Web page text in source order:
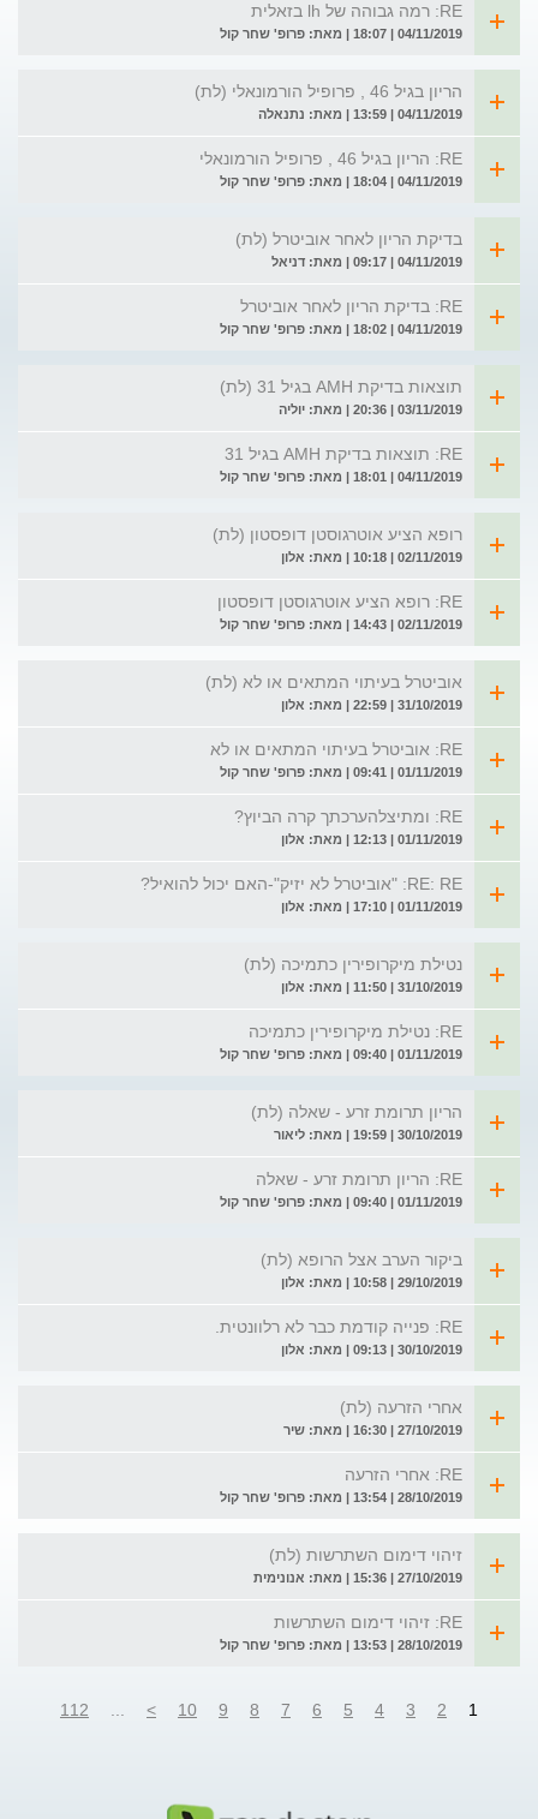
RE: רמה גבוהה של lh בזאלית
04/11/2019 | 18:07 | מאת: פרופ' שחר קול
הריון בגיל 46 , פרופיל הורמונאלי (לת)
04/11/2019 | 13:59 | מאת: נתנאלה
RE: הריון בגיל 46 , פרופיל הורמונאלי
04/11/2019 | 18:04 | מאת: פרופ' שחר קול
בדיקת הריון לאחר אוביטרל (לת)
04/11/2019 | 09:17 | מאת: דניאל
RE: בדיקת הריון לאחר אוביטרל
04/11/2019 | 18:02 | מאת: פרופ' שחר קול
תוצאות בדיקת AMH בגיל 31 (לת)
03/11/2019 | 20:36 | מאת: יוליה
RE: תוצאות בדיקת AMH בגיל 31
04/11/2019 | 18:01 | מאת: פרופ' שחר קול
רופא הציע אוטרגוסטן דופסטון (לת)
02/11/2019 | 10:18 | מאת: אלון
RE: רופא הציע אוטרגוסטן דופסטון
02/11/2019 | 14:43 | מאת: פרופ' שחר קול
אוביטרל בעיתוי המתאים או לא (לת)
31/10/2019 | 22:59 | מאת: אלון
RE: אוביטרל בעיתוי המתאים או לא
01/11/2019 | 09:41 | מאת: פרופ' שחר קול
RE: ומתיצלהערכתך קרה הביוץ?
01/11/2019 | 12:13 | מאת: אלון
RE: RE: "אוביטרל לא יזיק"-האם יכול להואיל?
01/11/2019 | 17:10 | מאת: אלון
נטילת מיקרופירין כתמיכה (לת)
31/10/2019 | 11:50 | מאת: אלון
RE: נטילת מיקרופירין כתמיכה
01/11/2019 | 09:40 | מאת: פרופ' שחר קול
הריון תרומת זרע - שאלה (לת)
30/10/2019 | 19:59 | מאת: ליאור
RE: הריון תרומת זרע - שאלה
01/11/2019 | 09:40 | מאת: פרופ' שחר קול
ביקור הערב אצל הרופא (לת)
29/10/2019 | 10:58 | מאת: אלון
RE: פנייה קודמת כבר לא רלוונטית.
30/10/2019 | 09:13 | מאת: אלון
אחרי הזרעה (לת)
27/10/2019 | 16:30 | מאת: שיר
RE: אחרי הזרעה
28/10/2019 | 13:54 | מאת: פרופ' שחר קול
זיהוי דימום השתרשות (לת)
27/10/2019 | 15:36 | מאת: אנונימית
RE: זיהוי דימום השתרשות
28/10/2019 | 13:53 | מאת: פרופ' שחר קול
1
2
3
4
5
6
7
8
9
10
>
112